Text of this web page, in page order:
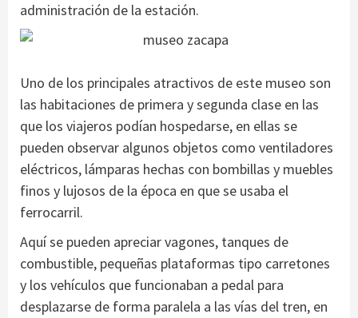
administración de la estación.
Uno de los principales atractivos de este museo son
las habitaciones de primera y segunda clase en las
que los viajeros podían hospedarse, en ellas se
pueden observar algunos objetos como ventiladores
eléctricos, lámparas hechas con bombillas y muebles
finos y lujosos de la época en que se usaba el
ferrocarril.
Aquí se pueden apreciar vagones, tanques de
combustible, pequeñas plataformas tipo carretones
y los vehículos que funcionaban a pedal para
desplazarse de forma paralela a las vías del tren, en